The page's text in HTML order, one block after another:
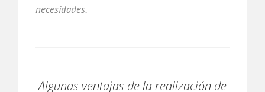
necesidades.
Algunas ventajas de la realización de